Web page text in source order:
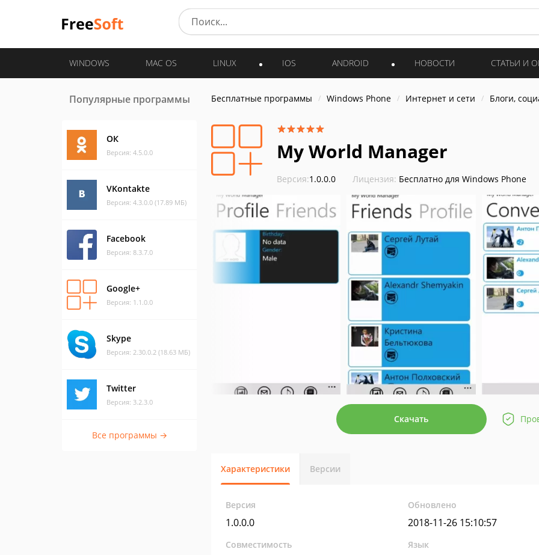
WINDOWS MAC OS LINUX IOS ANDROID НОВОСТИ СТАТЬИ И
Популярные программы
ОК
Версия: 4.5.0.0
VKontakte
Версия: 4.3.0.0 (17.89 МБ)
Facebook
Версия: 8.3.7.0
Google+
Версия: 1.1.0.0
Skype
Версия: 2.30.0.2 (18.63 МБ)
Twitter
Версия: 3.2.3.0
Все программы →
Бесплатные программы Windows Phone Интернет и cети Блоги,
My World Manager
Версия:1.0.0.0 Лицензия: Бесплатно для Windows Phone
Скачать
Характеристики Версии
Версия
1.0.0.0
Обновлено
2018-11-26 15:10:57
Совместимость Язык